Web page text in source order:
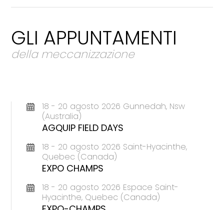
GLI APPUNTAMENTI
della meccanizzazione
18 - 20 agosto 2026 Gunnedah, Nsw
(Australia)
AGQUIP FIELD DAYS
18 - 20 agosto 2026 Saint-Hyacinthe,
Quebec (Canada)
EXPO CHAMPS
18 - 20 agosto 2026 Espace Saint-
Hyacinthe, Quebec (Canada)